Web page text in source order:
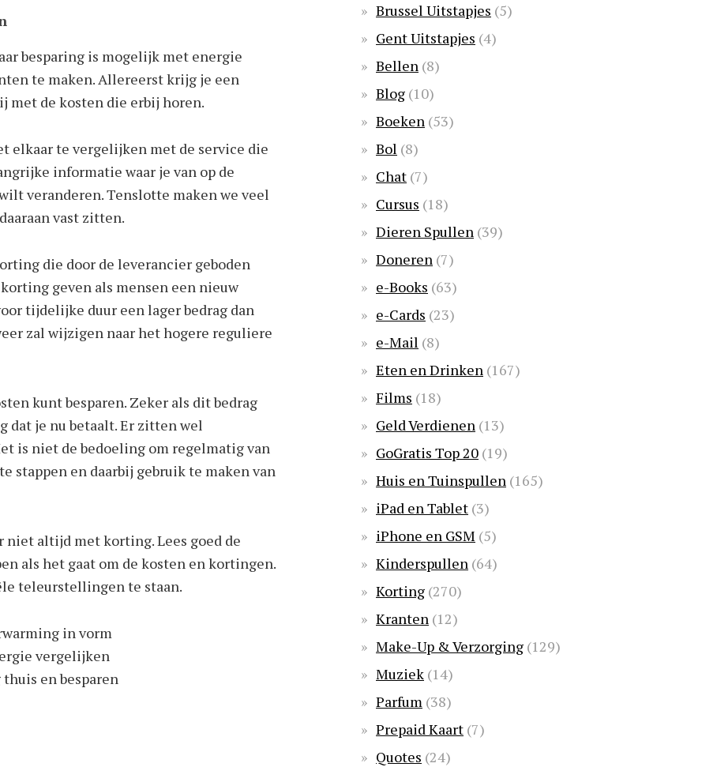
besparing is mogelijk met energie
te maken. Allereerst krijg je een
met de kosten die erbij horen.
elkaar te vergelijken met de service die
informatie waar je van op de
veranderen. Tenslotte maken we veel
vast zitten.
die door de leverancier geboden
geven als mensen een nieuw
tijdelijke duur een lager bedrag dan
zal wijzigen naar het hogere reguliere
kunt besparen. Zeker als dit bedrag
dat je nu betaalt. Er zitten wel
is niet de bedoeling om regelmatig van
stappen en daarbij gebruik te maken van
altijd met korting. Lees goed de
als het gaat om de kosten en kortingen.
teleurstellingen te staan.
Brussel Uitstapjes (5)
Gent Uitstapjes (4)
Bellen (8)
Blog (10)
Boeken (53)
Bol (8)
Chat (7)
Cursus (18)
Dieren Spullen (39)
Doneren (7)
e-Books (63)
e-Cards (23)
e-Mail (8)
Eten en Drinken (167)
Films (18)
Geld Verdienen (13)
GoGratis Top 20 (19)
Huis en Tuinspullen (165)
iPad en Tablet (3)
iPhone en GSM (5)
Kinderspullen (64)
Korting (270)
Kranten (12)
Make-Up & Verzorging (129)
Muziek (14)
Parfum (38)
Prepaid Kaart (7)
Quotes (24)